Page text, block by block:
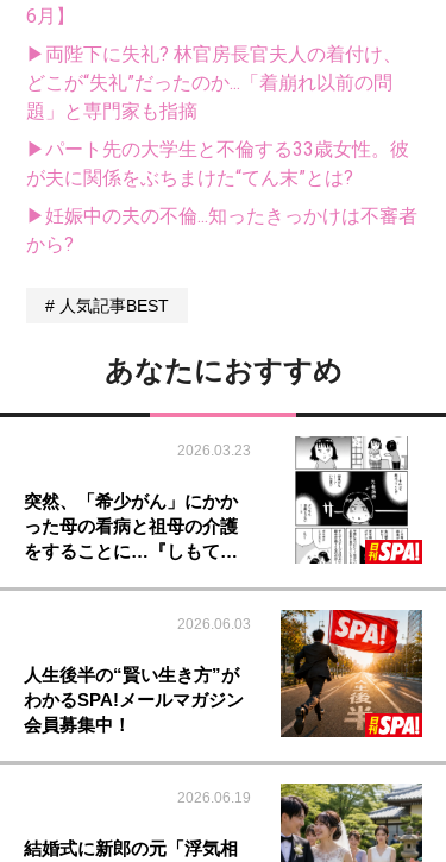
6月】
▶両陛下に失礼? 林官房長官夫人の着付け、
どこが“失礼”だったのか...「着崩れ以前の問
題」と専門家も指摘
▶パート先の大学生と不倫する33歳女性。彼
が夫に関係をぶちまけた“てん末”とは?
▶妊娠中の夫の不倫...知ったきっかけは不審者
から?
人気記事BEST
あなたにおすすめ
2026.03.23
突然、「希少がん」にかか
った母の看病と祖母の介護
をすることに…『しもて…
2026.06.03
人生後半の“賢い生き方”が
わかるSPA!メールマガジン
会員募集中！
2026.06.19
結婚式に新郎の元「浮気相